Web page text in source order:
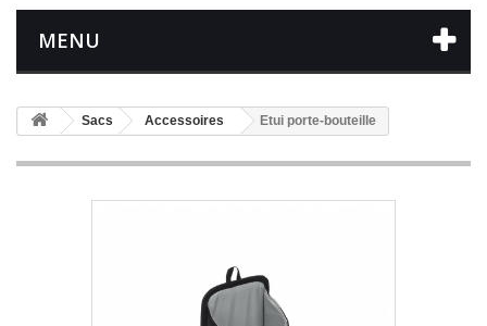
MENU
Sacs Accessoires Etui porte-bouteille